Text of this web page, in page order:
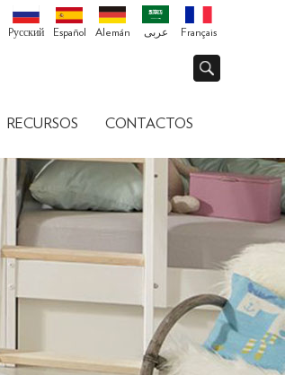
Pусский Español Alemán عربى Français
RECURSOS CONTACTOS